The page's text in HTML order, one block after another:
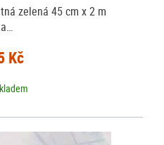
zelená 45 cm x 2 m
Kč